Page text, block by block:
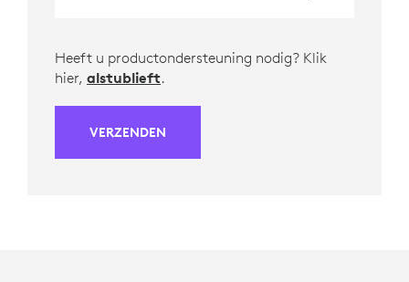
Heeft u productondersteuning nodig? Klik
hier, alstublieft.
VERZENDEN